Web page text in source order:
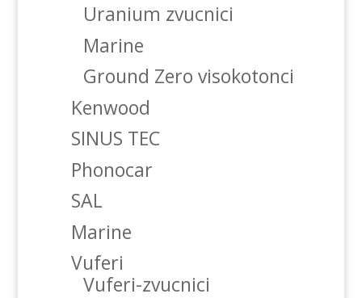
Uranium zvucnici
Marine
Ground Zero visokotonci
Kenwood
SINUS TEC
Phonocar
SAL
Marine
Vuferi
Vuferi-zvucnici